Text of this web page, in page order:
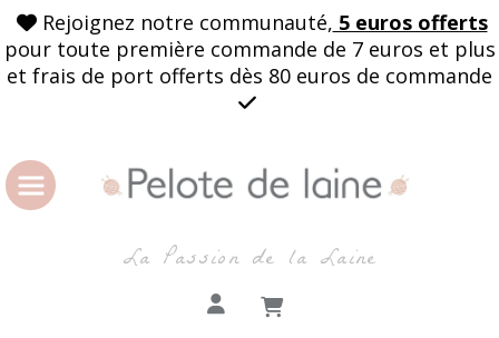
 Rejoignez notre communauté, 5 euros offerts
pour toute première commande de 7 euros et plus
et frais de port offerts dès 80 euros de commande

La Passion de la Laine